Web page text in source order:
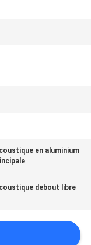
en aluminium
debout libre